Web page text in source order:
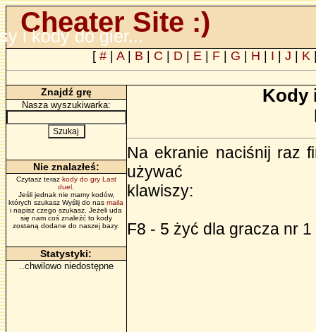
Cheater Site :)
i kody do gier...
[ # A| B C D E F G H I J K
Znajdź grę
Nasza wyszukiwarka:
Nie znalazłeś:
Czytasz teraz kody do gry Last
duel
Jeśli jednak nie mamy kodów,
których szukasz Wyślij do nasmaila
i napisz czego szukasz. Jeżeli uda
się nam coś znaleźć to kody
zostaną dodane do naszej bazy.
Statystyki:
..chwilowo niedostępne
Kody
Na ekranie naciśnij raz
używać
klawiszy:
F8 - 5 żyć dla gracza nr 1